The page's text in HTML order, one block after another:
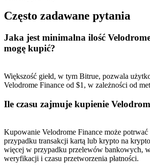
Często zadawane pytania
Jaka jest minimalna ilość
mogę kupić?
Większość giełd, w tym Bitrue, pozwala
Velodrome Finance od $1, w zależności od
Ile czasu zajmuje kupienie
Kupowanie Velodrome Finance może
przypadku transakcji kartą lub krypto na
więcej w przypadku przelewów bankowych,
weryfikacji i czasu przetworzenia płatności.